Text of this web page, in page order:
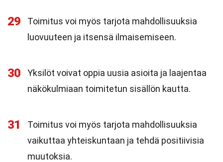
29
Toimitus voi myös tarjota mahdollisuuksia
luovuuteen ja itsensä ilmaisemiseen.
30
Yksilöt voivat oppia uusia asioita ja laajentaa
näkökulmiaan toimitetun sisällön kautta.
31
Toimitus voi myös tarjota mahdollisuuksia
vaikuttaa yhteiskuntaan ja tehdä positiivisia
muutoksia.